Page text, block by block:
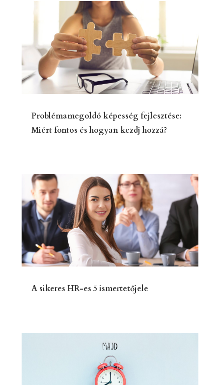
Problémamegoldó képesség fejlesztése:
Miért fontos és hogyan kezdj hozzá?
A sikeres HR-es 5 ismertetőjele